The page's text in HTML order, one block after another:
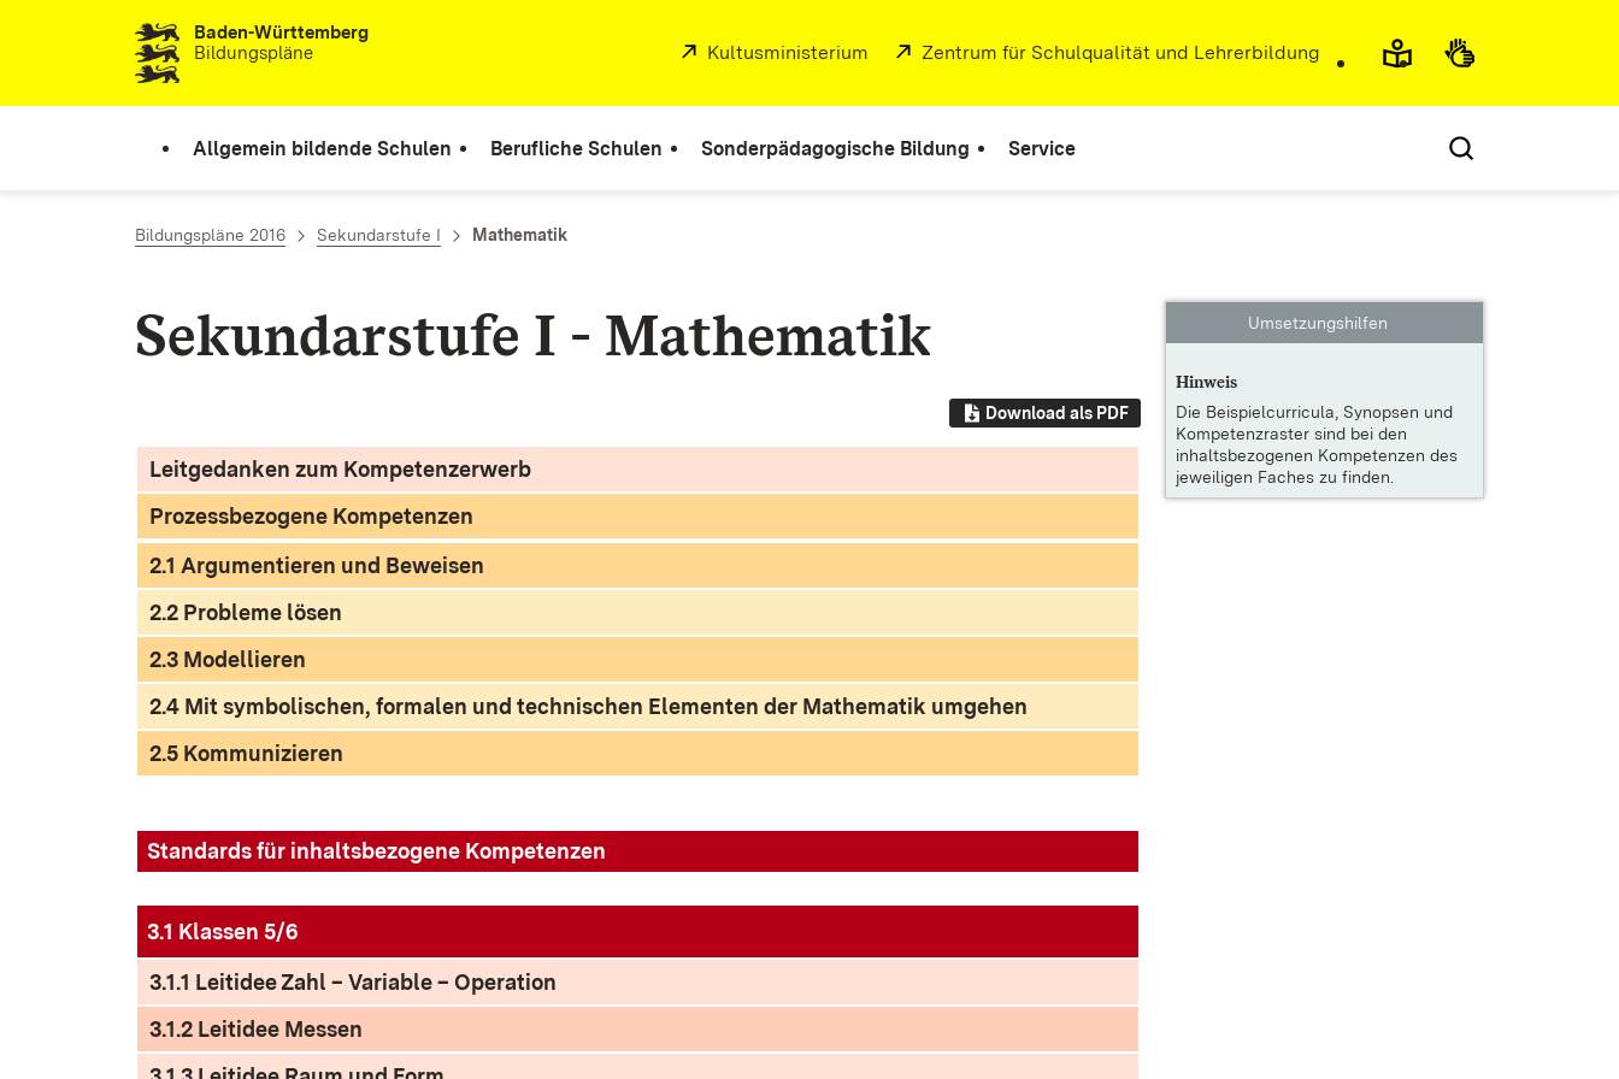
Zum Inhalt springenBaden-Württemberg
Bildungspläne
Extern:
Kultusministerium (Öffnet in neuem Fenster)
Extern:
Zentrum für Schulqualität und Lehrerbildung
Allgemein bildende Schulen Berufliche Schulen Sonderpädagogische Bildung Service
Bildungspläne 2016 Sekundarstufe I Mathematik
Sekundarstufe I - Mathematik
Download als PDF
Leitgedanken zum Kompetenzerwerb
Prozessbezogene Kompetenzen
2.1 Argumentieren und Beweisen
2.2 Probleme lösen
2.3 Modellieren
2.4 Mit symbolischen, formalen und technischen Elementen der Mathematik umgehen
2.5 Kommunizieren
Standards für inhaltsbezogene Kompetenzen
3.1 Klassen 5/6
3.1.1 Leitidee Zahl – Variable – Operation
3.1.2 Leitidee Messen
Umsetzungshilfen
Hinweis
Die Beispielcurricula, Synopsen und
Kompetenzraster sind bei den
inhaltsbezogenen Kompetenzen des
jeweiligen Faches zu finden.